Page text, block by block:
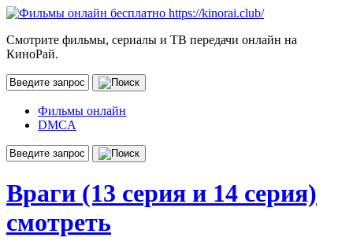
Смотрите фильмы, сериалы и ТВ передачи онлайн на
КиноРай.
Фильмы онлайн
DMCA
Враги (13 серия и 14 серия)
смотреть